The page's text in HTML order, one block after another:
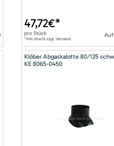
Auf
47,72€*
pro Stück
*inkl. MwSt zzgl. Versand
Klöber Abgaskalotte 80/125
KE 8065-0450